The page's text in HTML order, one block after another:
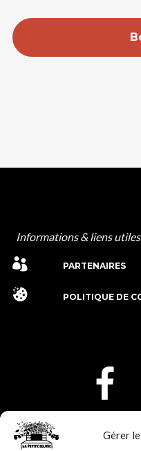
Gérer
Informations & liens utiles
PARTENAIRES
POLITIQUE DE